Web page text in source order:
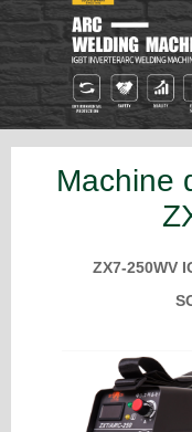
Application
Machine de
Machine de
Machine de
Accessoire de
Machine
ZX7-250WV